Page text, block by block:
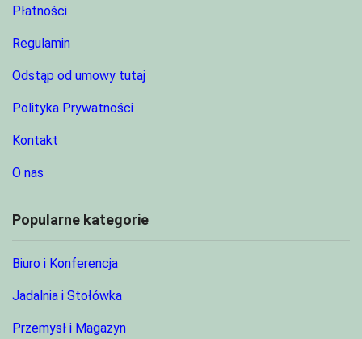
Płatności
Regulamin
Odstąp od umowy tutaj
Polityka Prywatności
Kontakt
O nas
Popularne kategorie
Biuro i Konferencja
Jadalnia i Stołówka
Przemysł i Magazyn